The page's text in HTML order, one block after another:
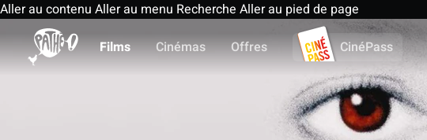
Aller au contenu Aller au menu Recherche Aller au pied de page
Films
Cinémas Offres CinéPass